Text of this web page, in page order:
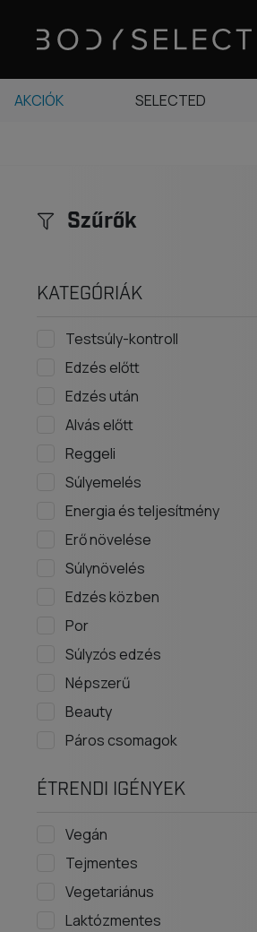
Szűrők
KATEGÓRIÁK
Testsúly-kontroll
Edzés előtt
Edzés után
Alvás előtt
Reggeli
Súlyemelés
Energia és teljesítmény
Erő növelése
Súlynövelés
Edzés közben
Por
Súlyzós edzés
Népszerű
Beauty
Páros csomagok
ÉTRENDI IGÉNYEK
Vegán
Tejmentes
Vegetariánus
Laktózmentes
AKCIÓK SELECTED